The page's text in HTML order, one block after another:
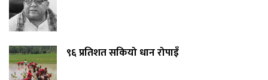
९६ प्रतिशत सकियो धान रोपाइँ